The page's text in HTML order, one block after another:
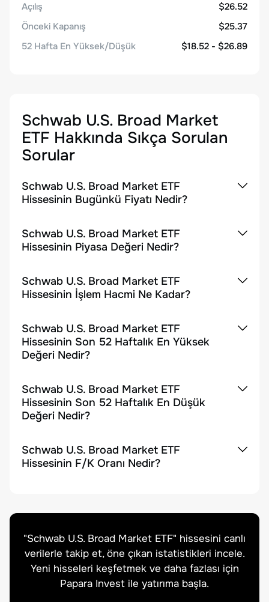
Açılış
$26.52
Önceki Kapanış
$25.37
52 Hafta En Yüksek/Düşük
$18.52 - $26.89
Schwab U.S. Broad Market
ETF Hakkında Sıkça Sorulan
Sorular
Schwab U.S. Broad Market ETF
Hissesinin Bugünkü Fiyatı Nedir?
Schwab U.S. Broad Market ETF
Hissesinin Piyasa Değeri Nedir?
Schwab U.S. Broad Market ETF
Hissesinin İşlem Hacmi Ne Kadar?
Schwab U.S. Broad Market ETF
Hissesinin Son 52 Haftalık En Yüksek
Değeri Nedir?
Schwab U.S. Broad Market ETF
Hissesinin Son 52 Haftalık En Düşük
Değeri Nedir?
Schwab U.S. Broad Market ETF
Hissesinin F/K Oranı Nedir?
"Schwab U.S. Broad Market ETF" hissesini canlı
verilerle takip et, öne çıkan istatistikleri incele.
Yeni hisseleri keşfetmek ve daha fazlası için
Papara Invest ile yatırıma başla.